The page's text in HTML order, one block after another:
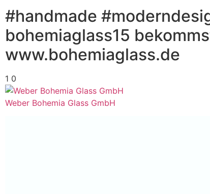
#handmade
bohemiaglass15
www.bohemiaglass.de
1 0
Weber Bohemia Glass GmbH